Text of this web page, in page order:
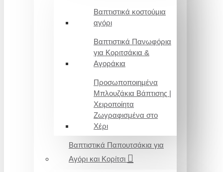
Βαπτιστικά κοστούμια
αγόρι
Βαπτιστικά Πανωφόρια
για Κοριτσάκια &
Αγοράκια
Προσωποποιημένα
Μπλουζάκια Βάπτισης |
Χειροποίητα
Ζωγραφισμένα στο
Χέρι
Βαπτιστικά Παπουτσάκια για
Αγόρι και Κορίτσι